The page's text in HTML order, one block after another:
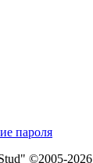
пароля
©2005-2026